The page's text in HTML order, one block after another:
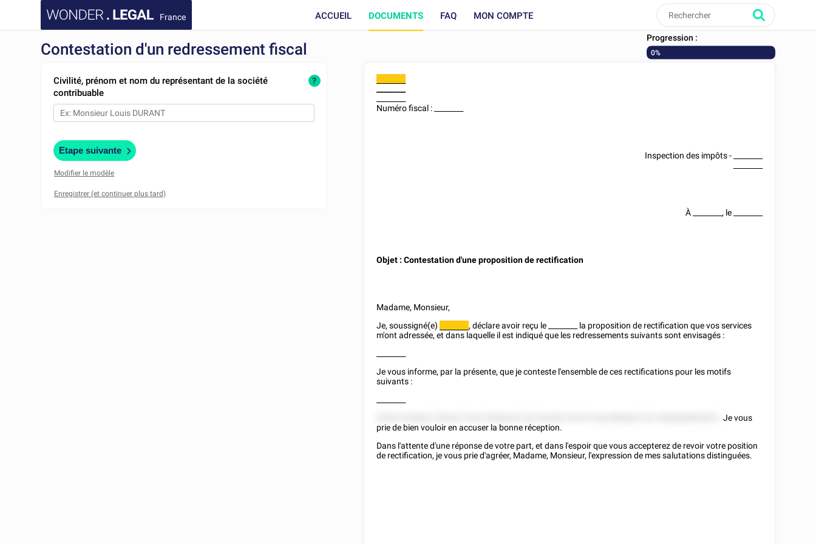
France ACCUEIL DOCUMENTS FAQ MON COMPTE
Contestation d'un redressement fiscal
Progression :
0%
Civilité, prénom et nom du représentant de la société
contribuable
?
Etape suivante
Modifier le modèle
Numéro fiscal :
Inspection des impôts -
À , le
Objet : Contestation d'une proposition de rectification
Madame, Monsieur,
Je, soussigné(e)
________, déclare avoir reçu le
la proposition de rectification que vos services
m'ont adressée, et dans laquelle il est indiqué que les redressements suivants sont envisagés :
Je vous informe, par la présente, que je conteste l'ensemble de ces rectifications pour les motifs
suivants :
Je vous
prie de bien vouloir en accuser la bonne réception.
Dans l'attente d'une réponse de votre part, et dans l'espoir que vous accepterez de revoir votre position
de rectification, je vous prie d'agréer, Madame, Monsieur, l'expression de mes salutations distinguées.